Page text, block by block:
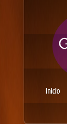
Inicio